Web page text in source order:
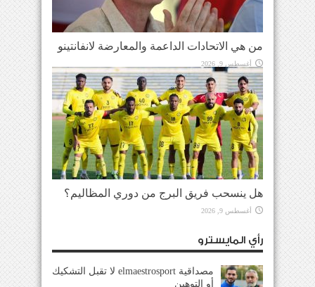
من هي الاتحادات الداعمة والمعارضة لانفانتينو
أغسطس 9, 2026
هل ينسحب فريق البرج من دوري المظاليم؟
أغسطس 9, 2026
رأي المايسترو
مصداقية elmaestrosport لا تقبل التشكيك
أو التوهين